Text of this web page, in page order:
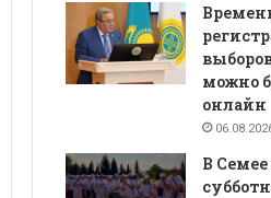
можно
онлайн
В